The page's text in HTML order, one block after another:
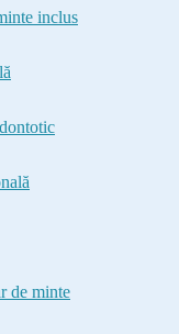
inclus
de minte